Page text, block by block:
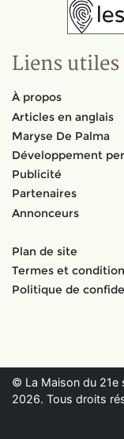
Liens utiles
À propos
Articles en anglais
Maryse De Palma
Développement
Publicité
Partenaires
Annonceurs
Plan de site
Termes et
Politique de
© La Maison du 21e
2026. Tous droits